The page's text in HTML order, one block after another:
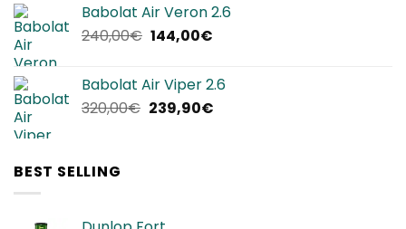
era:
220,00€.
è:
134,90€.
Babolat Air Veron 2.6
240,00€ Il
era:
240,00€.
144,00€Il
è:
144,00€.
Babolat Air Viper 2.6
320,00€ Il
239,90€Il
BEST SELLING